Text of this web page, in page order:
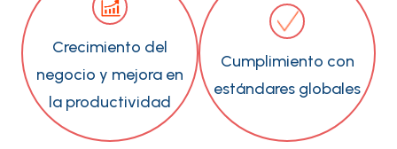
Crecimiento del
negocio y mejora en
la productividad
Cumplimiento con
estándares globales